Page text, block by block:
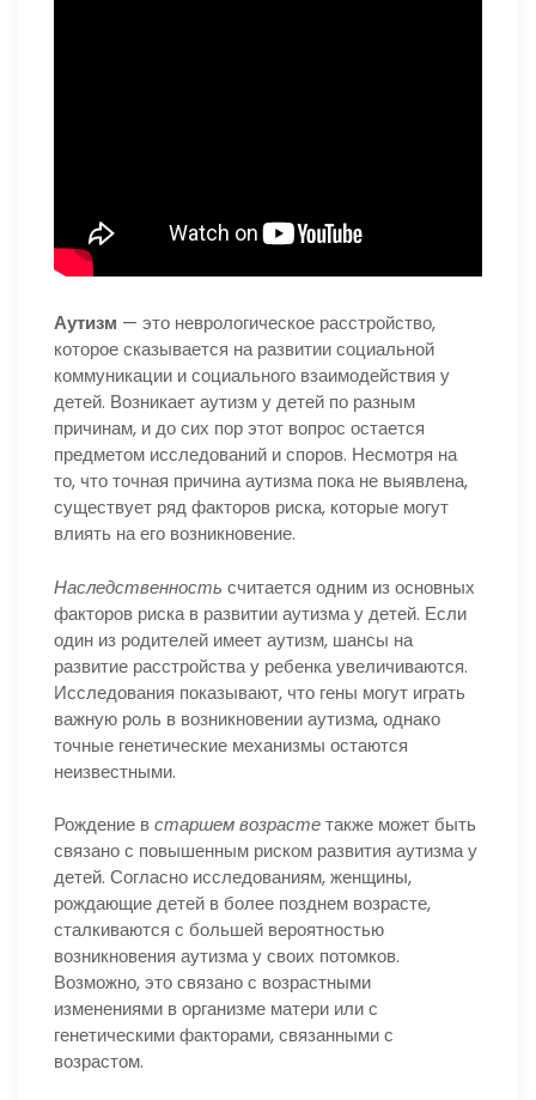
Аутизм — это неврологическое расстройство,
которое сказывается на развитии социальной
коммуникации и социального взаимодействия у
детей. Возникает аутизм у детей по разным
причинам, и до сих пор этот вопрос остается
предметом исследований и споров. Несмотря на
то, что точная причина аутизма пока не выявлена,
существует ряд факторов риска, которые могут
влиять на его возникновение.
Наследственность считается одним из основных
факторов риска в развитии аутизма у детей. Если
один из родителей имеет аутизм, шансы на
развитие расстройства у ребенка увеличиваются.
Исследования показывают, что гены могут играть
важную роль в возникновении аутизма, однако
точные генетические механизмы остаются
неизвестными.
Рождение встаршем возрастетакже может быть
связано с повышенным риском развития аутизма у
детей. Согласно исследованиям, женщины,
рождающие детей в более позднем возрасте,
сталкиваются с большей вероятностью
возникновения аутизма у своих потомков.
Возможно, это связано с возрастными
изменениями в организме матери или с
генетическими факторами, связанными с
возрастом.